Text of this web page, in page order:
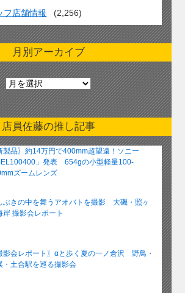
店舗情報 (2,256)
月別アーカイブ
カ店員佐藤の推し記事
製品〗約14万円で400mm超望遠！ソニー
」発表 654gの小型軽量100-
ズームレンズ
ぶきの中を舞うアオバトを撮影 大磯・照ヶ
岸 撮影会レポート
影会レポート〗αと歩く夏の一ノ倉沢 野鳥・
・土合駅を巡る撮影会